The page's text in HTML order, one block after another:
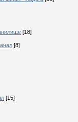
[18]
[8]
[15]